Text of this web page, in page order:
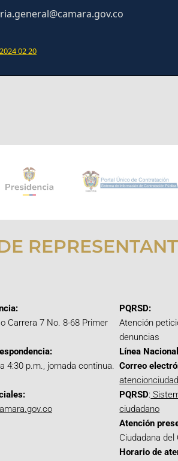
02 20
Carrera 7 No. 8-68 Primer
4:30 p.m., jornada continua.
PQRSD:
Atención
denuncias
Línea
Correo
PQRSD:
ciudadano
Atención
Ciudadana
Horario de